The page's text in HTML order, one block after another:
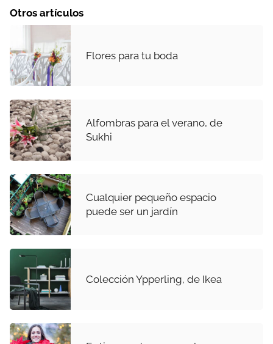
Otros artículos
Flores para tu boda
Alfombras para el verano, de
Sukhi
Cualquier pequeño espacio
puede ser un jardín
Colección Ypperling, de Ikea